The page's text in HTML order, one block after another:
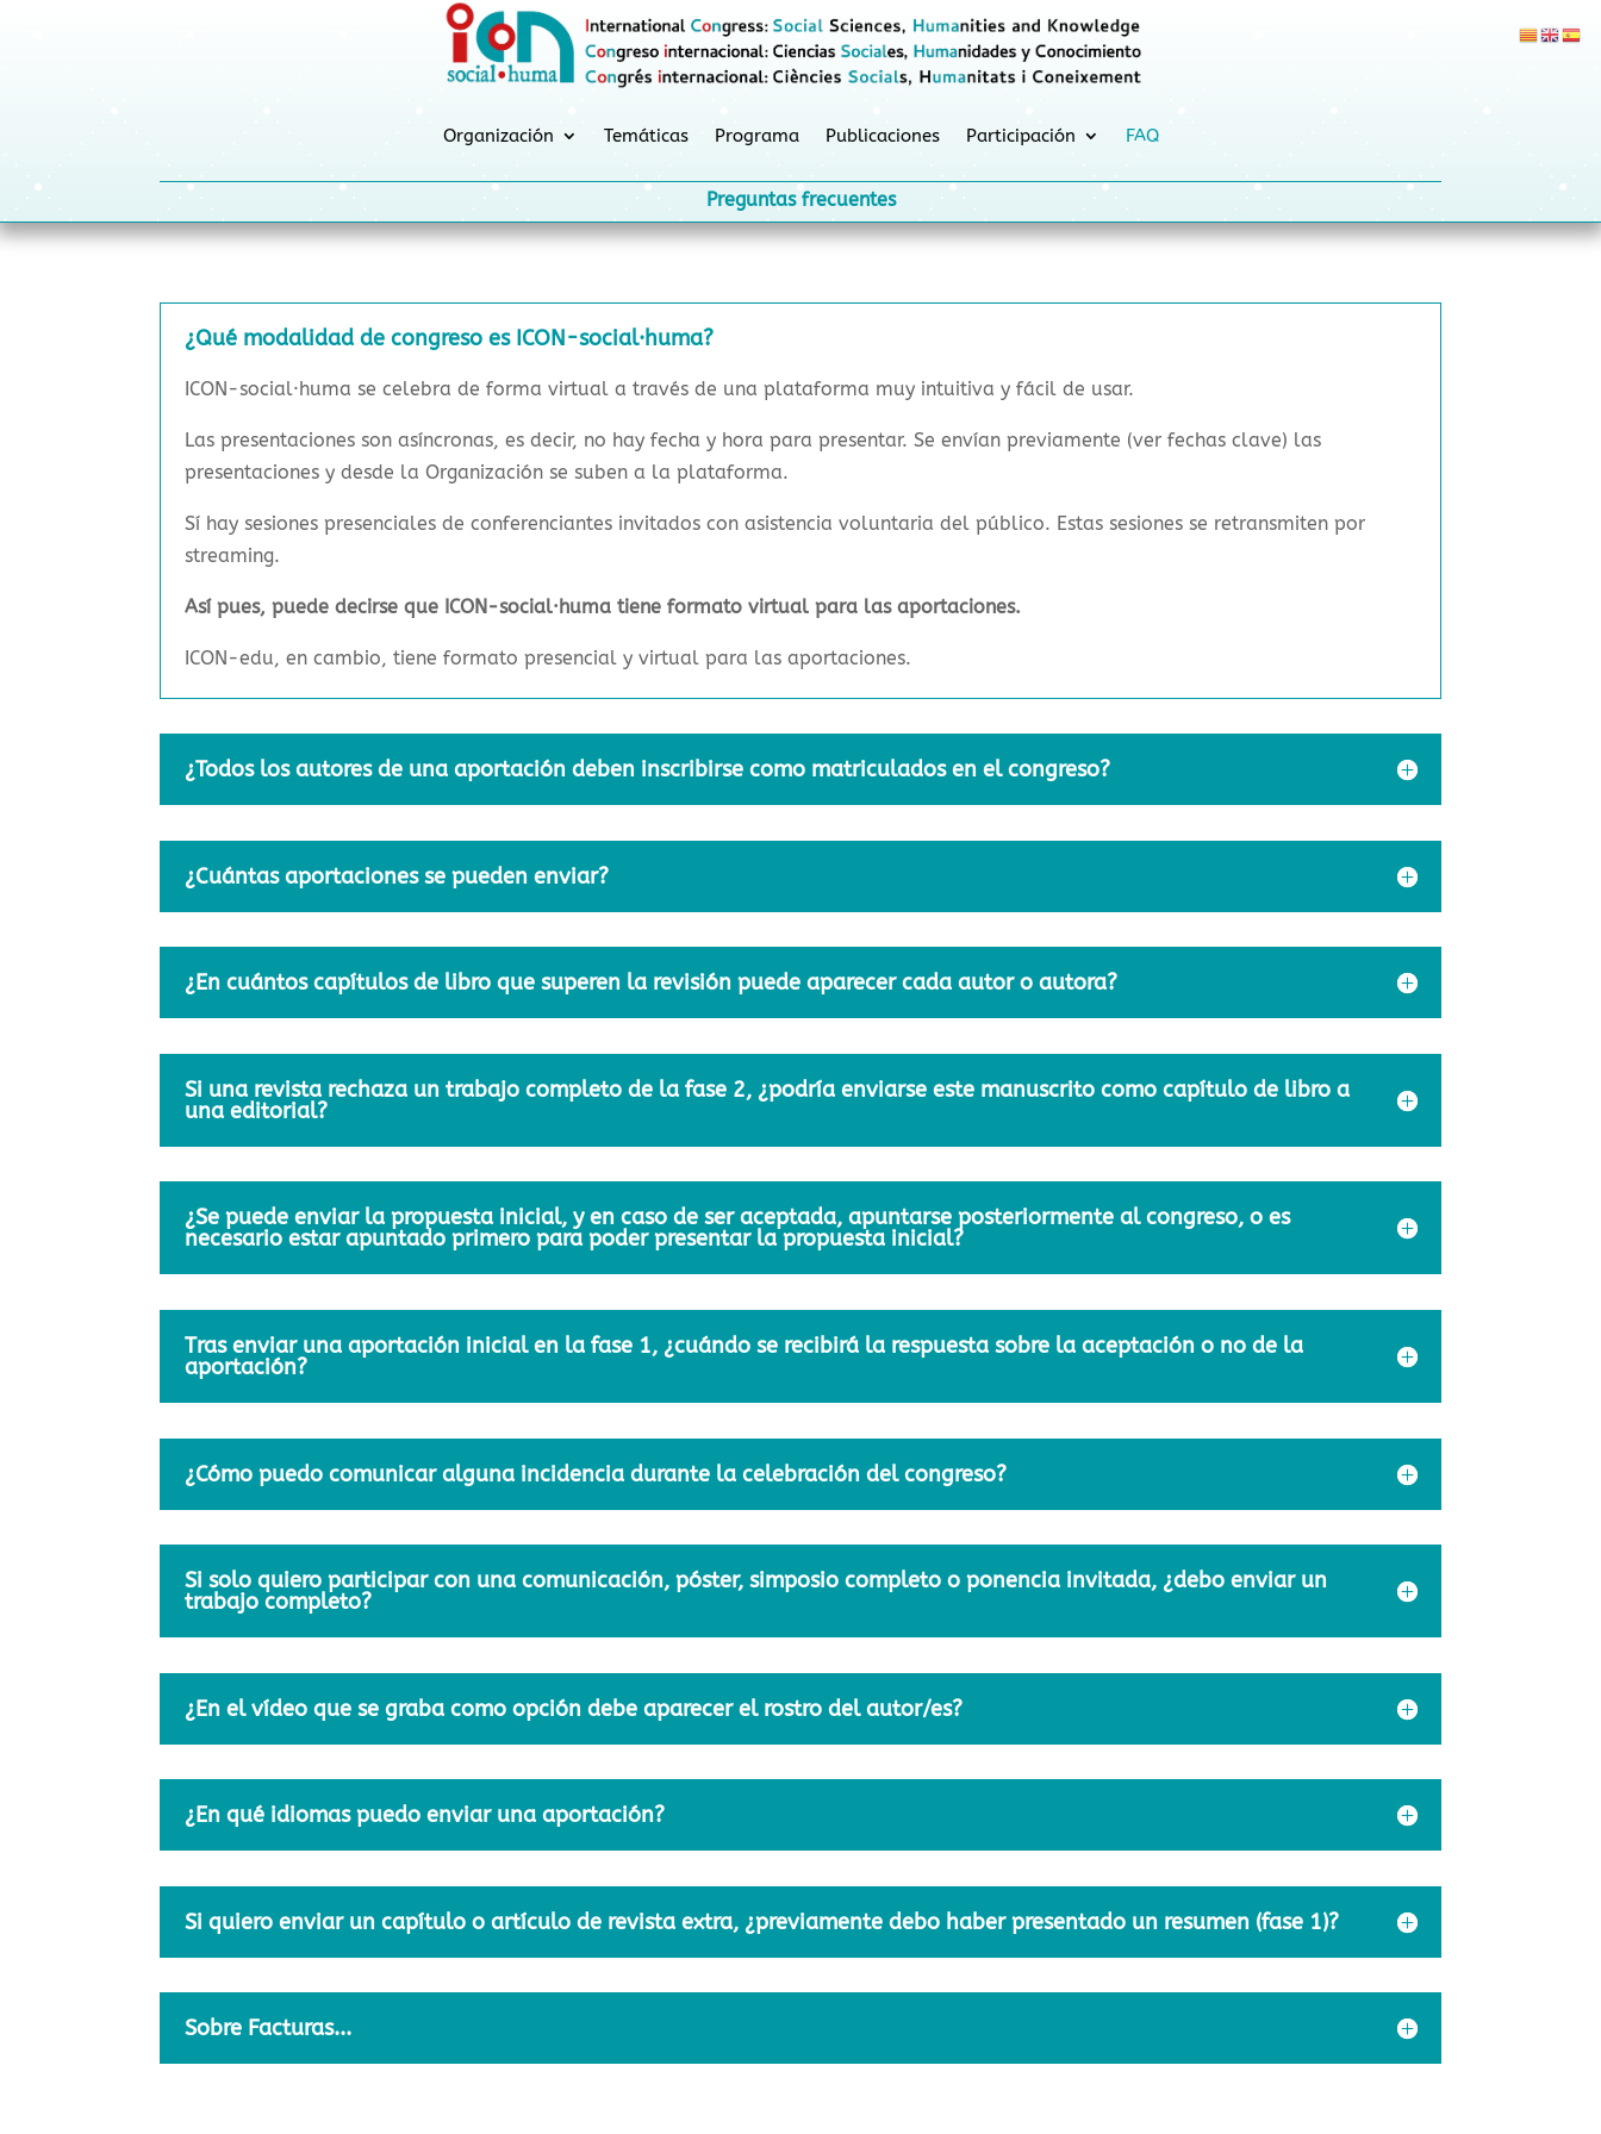
Organización Temáticas Programa Publicaciones Participación FAQ
Preguntas frecuentes
¿Qué modalidad de congreso es ICON-social·huma?
ICON-social·huma se celebra de forma virtual a través de una plataforma muy intuitiva y fácil de usar.
Las presentaciones son asíncronas, es decir, no hay fecha y hora para presentar. Se envían previamente (ver fechas clave) las
presentaciones y desde la Organización se suben a la plataforma.
Sí hay sesiones presenciales de conferenciantes invitados con asistencia voluntaria del público. Estas sesiones se retransmiten por
streaming.
Así pues, puede decirse que ICON-social·huma tiene formato virtual para las aportaciones.
ICON-edu, en cambio, tiene formato presencial y virtual para las aportaciones.
¿Todos los autores de una aportación deben inscribirse como matriculados en el congreso?
¿Cuántas aportaciones se pueden enviar?
¿En cuántos capítulos de libro que superen la revisión puede aparecer cada autor o autora?
Si una revista rechaza un trabajo completo de la fase 2, ¿podría enviarse este manuscrito como capítulo de libro a
una editorial?
¿Se puede enviar la propuesta inicial, y en caso de ser aceptada, apuntarse posteriormente al congreso, o es
necesario estar apuntado primero para poder presentar la propuesta inicial?
Tras enviar una aportación inicial en la fase 1, ¿cuándo se recibirá la respuesta sobre la aceptación o no de la
aportación?
¿Cómo puedo comunicar alguna incidencia durante la celebración del congreso?
Si solo quiero participar con una comunicación, póster, simposio completo o ponencia invitada, ¿debo enviar un
trabajo completo?
¿En el vídeo que se graba como opción debe aparecer el rostro del autor/es?
¿En qué idiomas puedo enviar una aportación?
Si quiero enviar un capítulo o artículo de revista extra, ¿previamente debo haber presentado un resumen (fase 1)?
Sobre Facturas...